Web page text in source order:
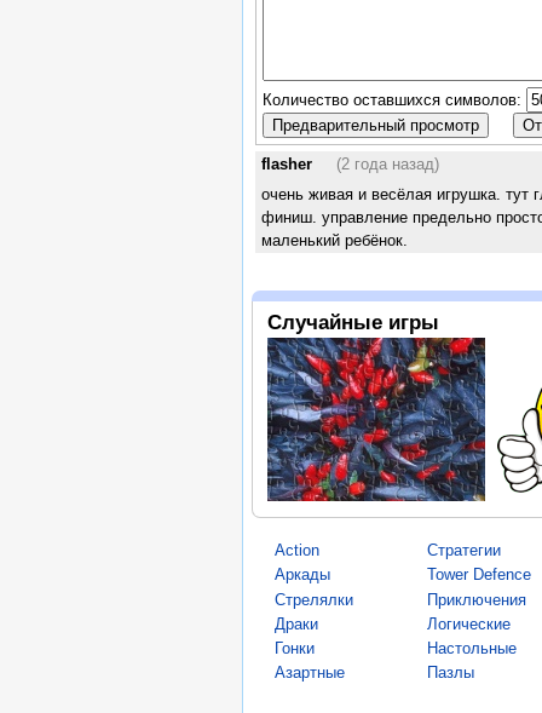
Количество оставшихся символов:
flasher
(2 года назад)
очень живая и весёлая игрушка. тут
финиш. управление предельно
маленький ребёнок.
Случайные игры
Action
Аркады
Стрелялки
Драки
Гонки
Азартные
Стратегии
Tower Defence
Приключения
Логические
Настольные
Пазлы